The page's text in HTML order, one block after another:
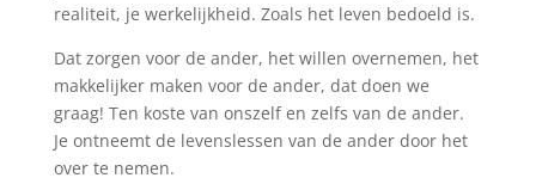
realiteit, je werkelijkheid. Zoals het leven bedoeld is.
Dat zorgen voor de ander, het willen overnemen, het
makkelijker maken voor de ander, dat doen we
graag! Ten koste van onszelf en zelfs van de ander.
Je ontneemt de levenslessen van de ander door het
over te nemen.